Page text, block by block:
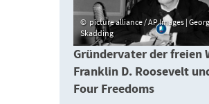
picture alliance / AP Images |
Skadding
Gründervater der freien
Franklin D. Roosevelt
Four Freedoms